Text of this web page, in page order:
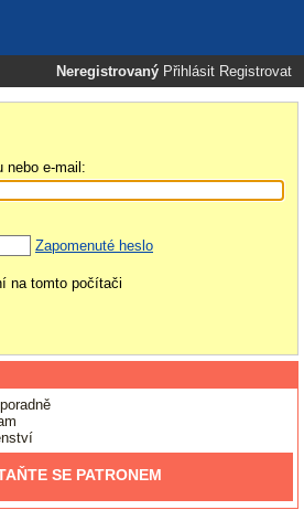
Neregistrovaný Přihlásit Registrovat
nebo e-mail:
Zapomenuté heslo
na tomto počítači
SE PATRONEM